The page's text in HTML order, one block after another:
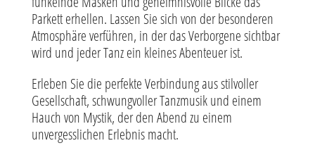
Parkett erhellen. Lassen Sie sich von der besonderen
Atmosphäre verführen, in der das Verborgene sichtbar
wird und jeder Tanz ein kleines Abenteuer ist.
Erleben Sie die perfekte Verbindung aus stilvoller
Gesellschaft, schwungvoller Tanzmusik und einem
Hauch von Mystik, der den Abend zu einem
unvergesslichen Erlebnis macht.